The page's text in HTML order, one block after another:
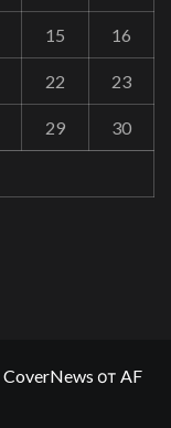
15 16
22 23
29 30
CoverNews от AF